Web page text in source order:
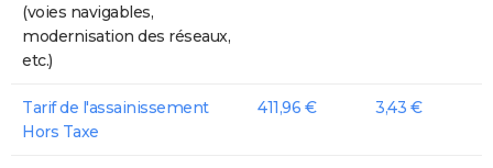
(voies navigables,
modernisation des réseaux,
etc.)
Tarif de l'assainissement
Hors Taxe
411,96 € 3,43 €